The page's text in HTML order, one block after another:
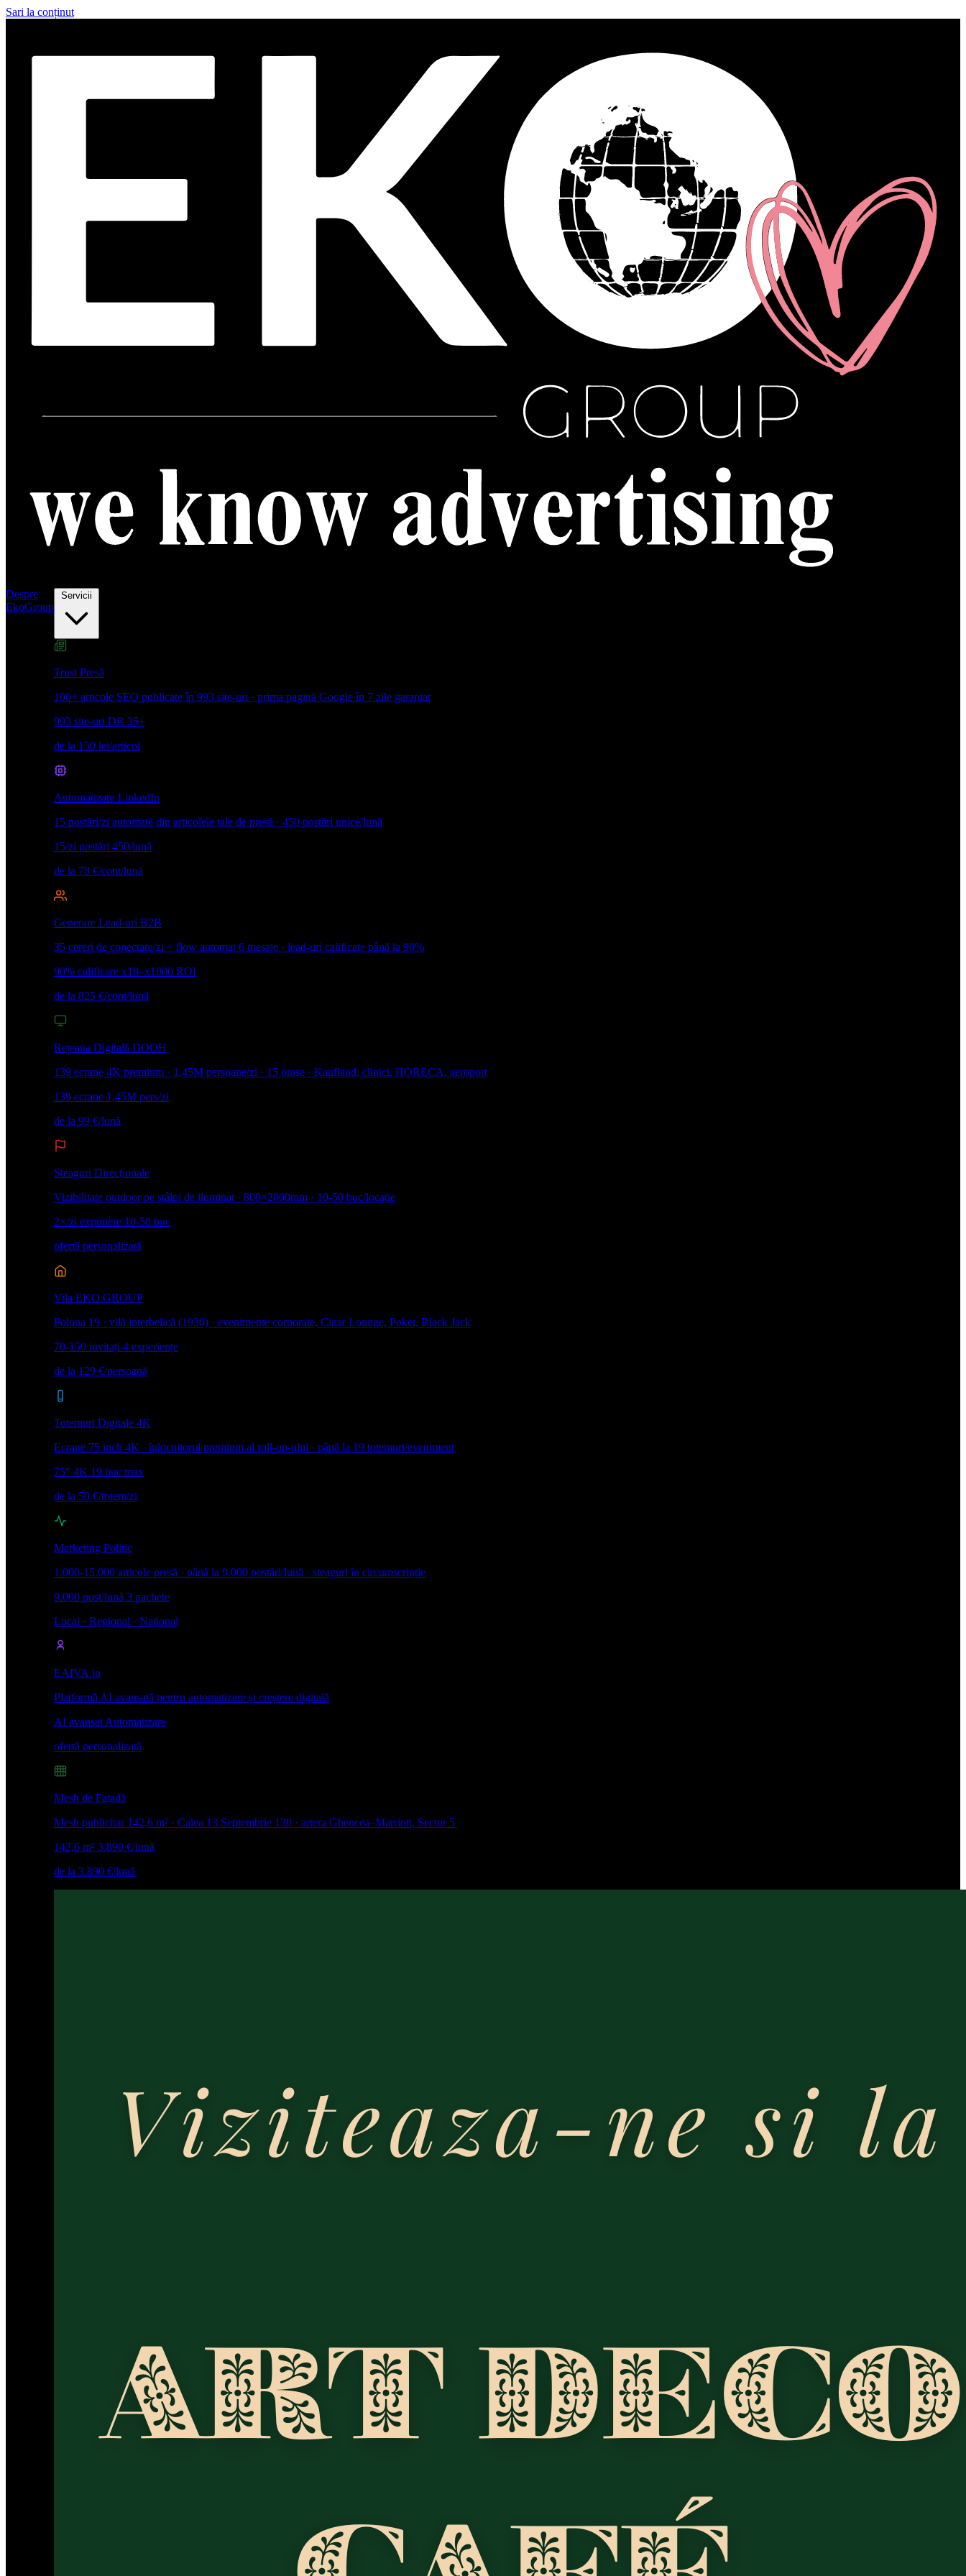
Sari la conținut
Despre
EkoGroup
Servicii
Trust Presă
100+ articole SEO publicate în 993 site-uri · prima pagină Google în 7 zile garantat
993 site-uri DR 35+
de la 150 lei/articol
Automatizare LinkedIn
15 postări/zi automate din articolele tale de presă · 450 postări unice/lună
15/zi postări 450/lună
de la 78 €/cont/lună
Generare Lead-uri B2B
35 cereri de conectare/zi + flow automat 6 mesaje · lead-uri calificate până la 90%
90% calificare x10–x1000 ROI
de la 825 €/cont/lună
Rețeaua Digitală DOOH
139 ecrane 4K premium · 1,45M persoane/zi · 15 orașe · Kaufland, clinici, HORECA, aeroport
139 ecrane 1,45M pers/zi
de la 99 €/lună
Steaguri Direcționale
Vizibilitate outdoor pe stâlpi de iluminat · 800×2000mm · 10-50 buc/locație
2×/zi expunere 10-50 buc
ofertă personalizată
Vila EKO GROUP
Polona 19 · vilă interbelică (1930) · evenimente corporate, Cigar Lounge, Poker, Black Jack
70-150 invitați 4 experiențe
de la 129 €/persoană
Totemuri Digitale 4K
Ecrane 75 inch 4K · înlocuitorul premium al roll-up-ului · până la 19 totemuri/eveniment
75″ 4K 19 buc max
de la 50 €/totem/zi
Marketing Politic
1.000-15.000 articole presă · până la 9.000 postări/lună · steaguri în circumscripție
9.000 post/lună 3 pachete
Local · Regional · Național
EAIVA.io
Platformă AI avansată pentru automatizare și creștere digitală
AI avansat Automatizare
ofertă personalizată
Mesh de Fațadă
Mesh publicitar 142,6 m² · Calea 13 Septembrie 130 · artera Ghencea–Marriott, Sector 5
142,6 m² 3.890 €/lună
de la 3.890 €/lună